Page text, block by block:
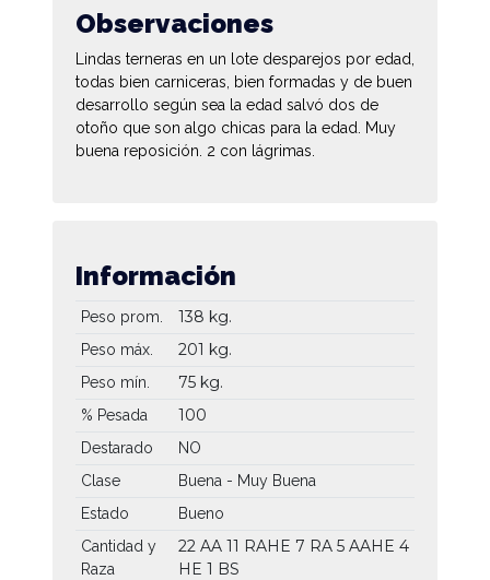
Observaciones
Lindas terneras en un lote desparejos por edad,
todas bien carniceras, bien formadas y de buen
desarrollo según sea la edad salvó dos de
otoño que son algo chicas para la edad. Muy
buena reposición. 2 con lágrimas.
Información
Peso prom. 138 kg.
Peso máx. 201 kg.
Peso mín. 75 kg.
% Pesada 100
Destarado
NO
Clase
Buena - Muy Buena
Estado
Bueno
Cantidad y
Raza
22 AA 11 RAHE 7 RA 5 AAHE 4
HE 1 BS